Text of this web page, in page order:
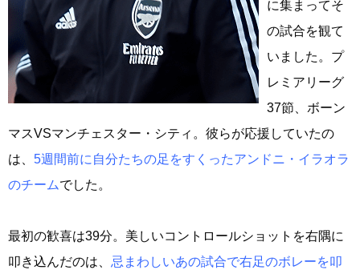
に集まってそ
の試合を観て
いました。プ
レミアリーグ
37節、ボーン
マスVSマンチェスター・シティ。彼らが応援していたの
は、 5週間前に自分たちの足をすくったアンドニ・イラオラ
のチームでした。
最初の歓喜は39分。美しいコントロールショットを右隅に
叩き込んだのは、 忌まわしいあの試合で右足のボレーを叩